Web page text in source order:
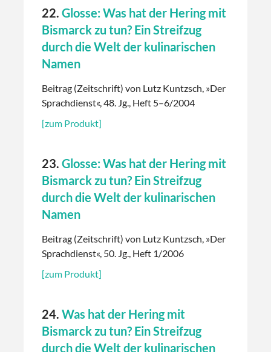
22. Glosse: Was hat der Hering mit
Bismarck zu tun? Ein Streifzug
durch die Welt der kulinarischen
Namen
Beitrag (Zeitschrift) von Lutz Kuntzsch, »Der
Sprachdienst«, 48. Jg., Heft 5–6/2004
[zum Produkt]
23. Glosse: Was hat der Hering mit
Bismarck zu tun? Ein Streifzug
durch die Welt der kulinarischen
Namen
Beitrag (Zeitschrift) von Lutz Kuntzsch, »Der
Sprachdienst«, 50. Jg., Heft 1/2006
[zum Produkt]
24. Was hat der Hering mit
Bismarck zu tun? Ein Streifzug
durch die Welt der kulinarischen